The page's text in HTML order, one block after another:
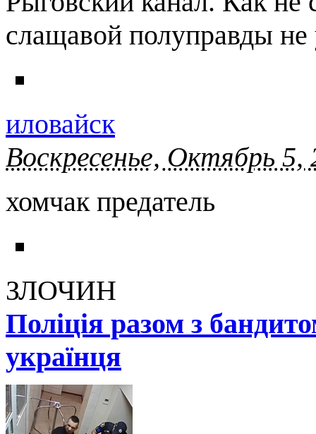
слащавой полуправды
иловайск
Воскресенье, Октябрь
хомчак предатель
ЗЛОЧИН
Поліція разом з
українця